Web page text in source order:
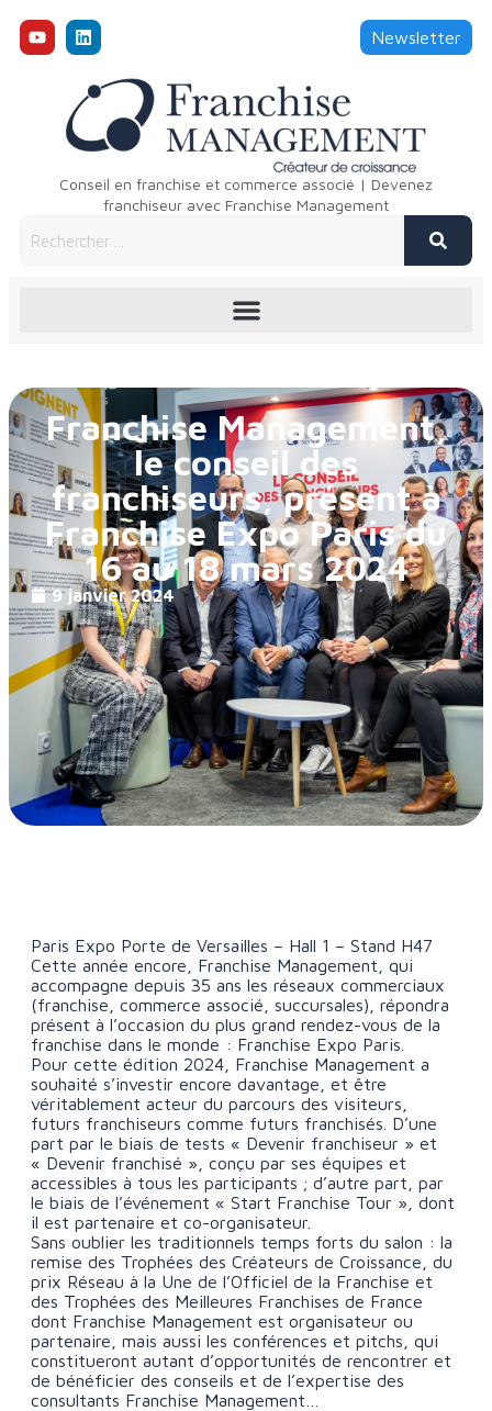
Newsletter
Conseil en franchise et commerce associé | Devenez
franchiseur avec Franchise Management
Franchise Management,
le conseil des
franchiseurs, présent à
Franchise Expo Paris du
16 au 18 mars 2024
9 janvier 2024
Paris Expo Porte de Versailles – Hall 1 – Stand H47
Cette année encore, Franchise Management, qui
accompagne depuis 35 ans les réseaux commerciaux
(franchise, commerce associé, succursales), répondra
présent à l’occasion du plus grand rendez-vous de la
franchise dans le monde : Franchise Expo Paris.
Pour cette édition 2024, Franchise Management a
souhaité s’investir encore davantage, et être
véritablement acteur du parcours des visiteurs,
futurs franchiseurs comme futurs franchisés. D’une
part par le biais de tests « Devenir franchiseur » et
« Devenir franchisé », conçu par ses équipes et
accessibles à tous les participants ; d’autre part, par
le biais de l’événement « Start Franchise Tour », dont
il est partenaire et co-organisateur.
Sans oublier les traditionnels temps forts du salon : la
remise des Trophées des Créateurs de Croissance, du
prix Réseau à la Une de l’Officiel de la Franchise et
des Trophées des Meilleures Franchises de France
dont Franchise Management est organisateur ou
partenaire, mais aussi les conférences et pitchs, qui
constitueront autant d’opportunités de rencontrer et
de bénéficier des conseils et de l’expertise des
consultants Franchise Management…